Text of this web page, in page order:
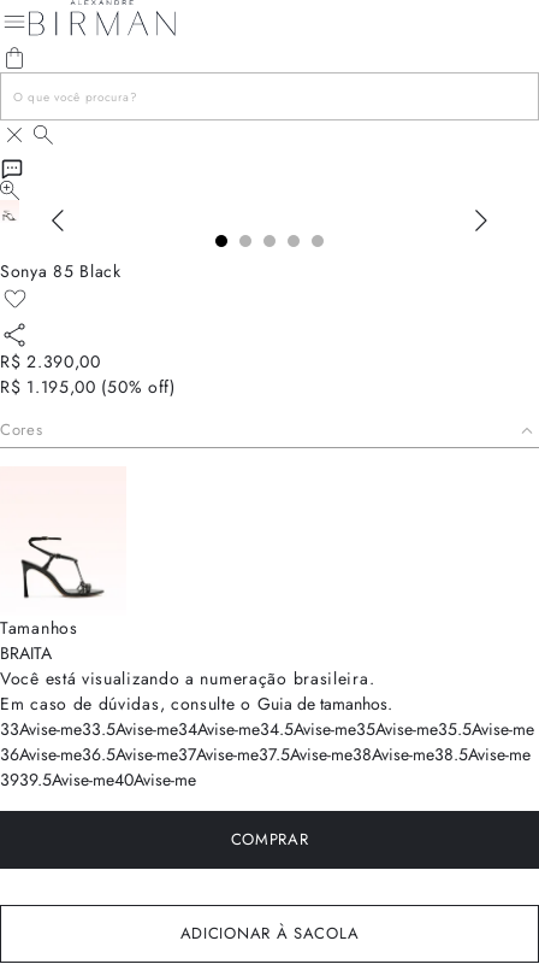
Sonya 85 Black
R$ 2.390,00
R$ 1.195,00 (50% off)
Cores
Tamanhos
BRAITA
Você está visualizando a numeração brasileira.
Em caso de dúvidas, consulte o Guia de tamanhos.
33Avise-me33.5Avise-me34Avise-me34.5Avise-me35Avise-me35.5Avise-me
36Avise-me36.5Avise-me37Avise-me37.5Avise-me38Avise-me38.5Avise-me
3939.5Avise-me40Avise-me
COMPRAR
ADICIONAR À SACOLA